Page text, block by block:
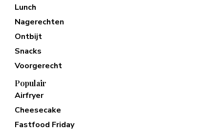
Lunch
Nagerechten
Ontbijt
Snacks
Voorgerecht
Populair
Airfryer
Cheesecake
Fastfood Friday